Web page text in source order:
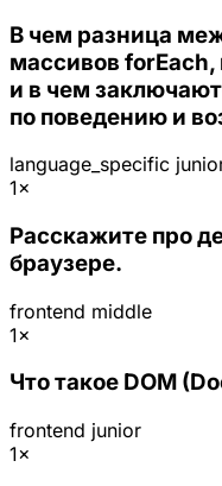
В чем разница
массивов
и в чем
по поведению и
language_specific
1×
Расскажите про
браузере.
frontend middle
1×
Что такое DOM
frontend junior
1×